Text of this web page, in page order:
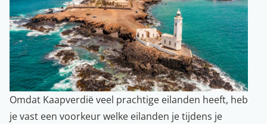
Omdat Kaapverdië veel prachtige eilanden heeft, heb
je vast een voorkeur welke eilanden je tijdens je